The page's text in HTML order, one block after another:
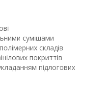
сумішами
складів
покриттів
підлогових